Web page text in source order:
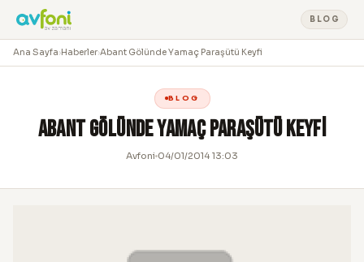
BLOG
Ana Sayfa›Haberler›Abant Gölünde Yamaç Paraşütü Keyfi
BLOG
Abant Gölünde Yamaç Paraşütü Keyfi
Avfoni 04/01/2014 13:03